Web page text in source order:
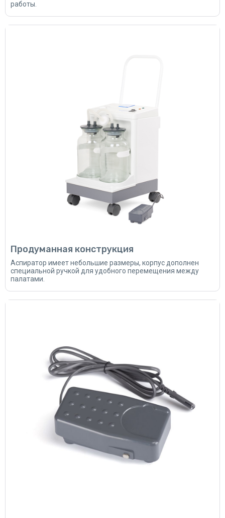
работы.
Продуманная конструкция
Аспиратор имеет небольшие размеры, корпус дополнен
специальной ручкой для удобного перемещения между
палатами.